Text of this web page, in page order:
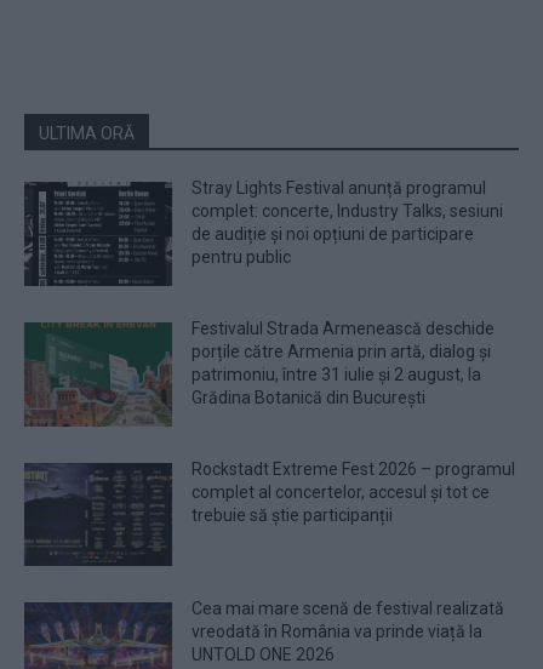
ULTIMA ORĂ
Stray Lights Festival anunță programul
complet: concerte, Industry Talks, sesiuni
de audiție și noi opțiuni de participare
pentru public
Festivalul Strada Armenească deschide
porțile către Armenia prin artă, dialog și
patrimoniu, între 31 iulie și 2 august, la
Grădina Botanică din București
Rockstadt Extreme Fest 2026 – programul
complet al concertelor, accesul și tot ce
trebuie să știe participanții
Cea mai mare scenă de festival realizată
vreodată în România va prinde viață la
UNTOLD ONE 2026